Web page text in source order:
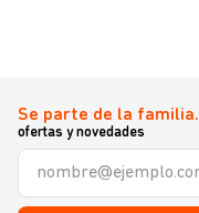
Se parte de la familia.
ofertas y novedades